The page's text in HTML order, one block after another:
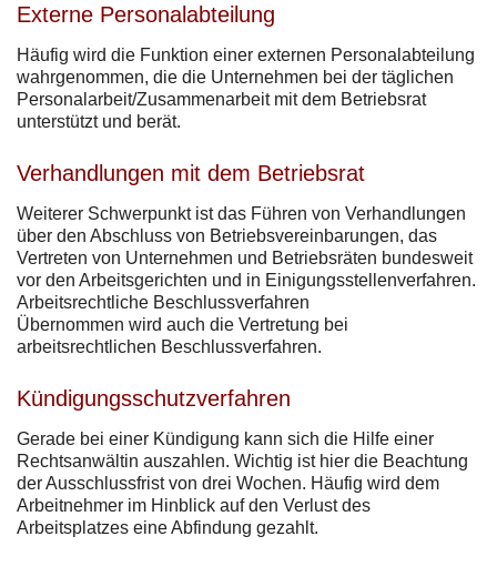
Externe Personalabteilung
Häufig wird die Funktion einer externen Personalabteilung
wahrgenommen, die die Unternehmen bei der täglichen
Personalarbeit/Zusammenarbeit mit dem Betriebsrat
unterstützt und berät.
Verhandlungen mit dem Betriebsrat
Weiterer Schwerpunkt ist das Führen von Verhandlungen
über den Abschluss von Betriebsvereinbarungen, das
Vertreten von Unternehmen und Betriebsräten bundesweit
vor den Arbeitsgerichten und in Einigungsstellenverfahren.
Arbeitsrechtliche Beschlussverfahren
Übernommen wird auch die Vertretung bei
arbeitsrechtlichen Beschlussverfahren.
Kündigungsschutzverfahren
Gerade bei einer Kündigung kann sich die Hilfe einer
Rechtsanwältin auszahlen. Wichtig ist hier die Beachtung
der Ausschlussfrist von drei Wochen. Häufig wird dem
Arbeitnehmer im Hinblick auf den Verlust des
Arbeitsplatzes eine Abfindung gezahlt.